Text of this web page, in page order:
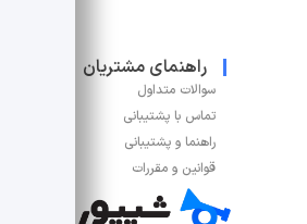
راهنمای مشتریان
سوالات متداول
تماس با پشتیبانی
راهنما و پشتیبانی
قوانین و مقررات